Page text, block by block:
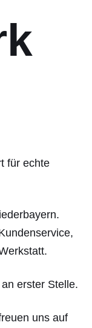
für echte
erster Stelle.
uns auf